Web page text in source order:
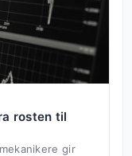
rosten til
gir